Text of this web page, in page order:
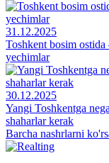
31.12.2025
Toshkent bosim
yechimlar
30.12.2025
Yangi Toshkentga
shaharlar kerak
Barcha nashrlarni